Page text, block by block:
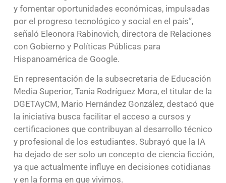
y fomentar oportunidades económicas, impulsadas
por el progreso tecnológico y social en el país”,
señaló Eleonora Rabinovich, directora de Relaciones
con Gobierno y Políticas Públicas para
Hispanoamérica de Google.
En representación de la subsecretaria de Educación
Media Superior, Tania Rodríguez Mora, el titular de la
DGETAyCM, Mario Hernández González, destacó que
la iniciativa busca facilitar el acceso a cursos y
certificaciones que contribuyan al desarrollo técnico
y profesional de los estudiantes. Subrayó que la IA
ha dejado de ser solo un concepto de ciencia ficción,
ya que actualmente influye en decisiones cotidianas
y en la forma en que vivimos.